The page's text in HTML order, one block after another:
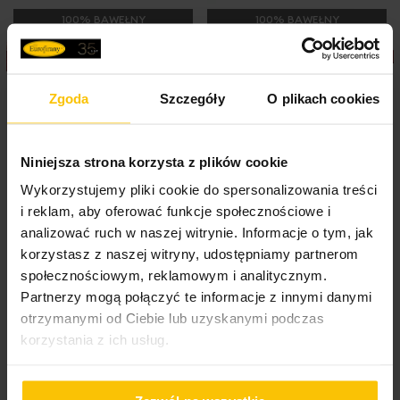
Zgoda Szczegóły O plikach cookies
Niniejsza strona korzysta z plików cookie
Wykorzystujemy pliki cookie do spersonalizowania treści
i reklam, aby oferować funkcje społecznościowe i
analizować ruch w naszej witrynie. Informacje o tym, jak
korzystasz z naszej witryny, udostępniamy partnerom
społecznościowym, reklamowym i analitycznym.
Partnerzy mogą połączyć te informacje z innymi danymi
otrzymanymi od Ciebie lub uzyskanymi podczas
korzystania z ich usług.
Waga netto 1400 g
poszwę na kołdrę: 160 x 200 cm - 1 szt.
poszewki na poduszki: 70 x 80 cm - 2 szt.
skład: 100% bawełna - wysokogatunkowa satyna
Nie suszyć w suszarce bębnowej
do listy życzeń
100% BAWEŁNY
Poszewka na poduszkę
50x70 cm z satyny
30,90 zł
Dodaj do koszyka Dodaj do listy życzeń
100% BAWEŁNY
Prześcieradło z gumką
100x200 cm z satyny
125 g/m2 DINA Diva Line
68,23 zł
-20%
Najniższa cena z 30 dni przed
obniżką:85,30 zł
Cena regularna: 85,30 zł
Dodaj do koszyka